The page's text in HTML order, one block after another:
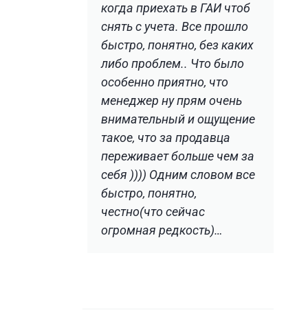
когда приехать в ГАИ чтоб
снять с учета. Все прошло
быстро, понятно, без каких
либо проблем.. Что было
особенно приятно, что
менеджер ну прям очень
внимательный и ощущение
такое, что за продавца
переживает больше чем за
себя )))) Одним словом все
быстро, понятно,
честно(что сейчас
огромная редкость)…